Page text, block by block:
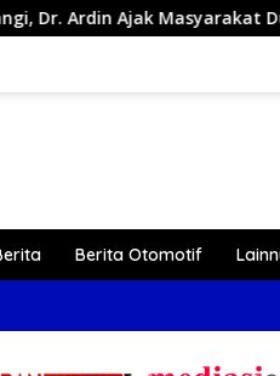
Dukung Program
Berita Otomotif